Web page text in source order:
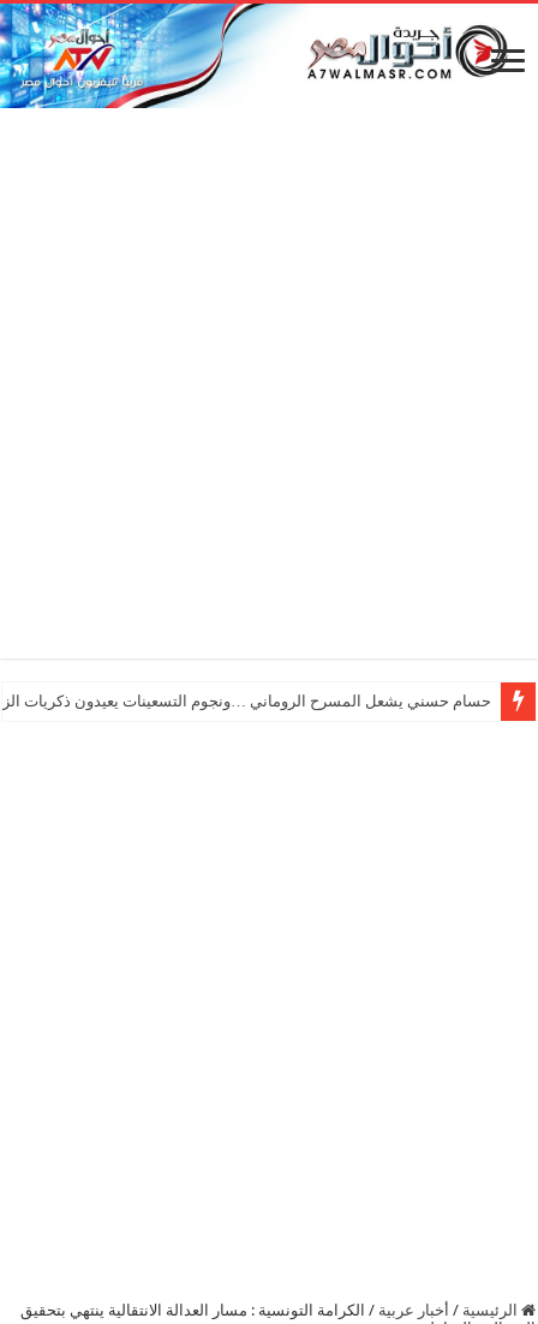
حسام حسني يشعل المسرح الروماني …ونجوم التسعينات يعيدون ذكريات
الرئيسية / أخبار عربية / الكرامة ‬التونسية : مسار العدالة الانتقالية ينتهي بتحقيق